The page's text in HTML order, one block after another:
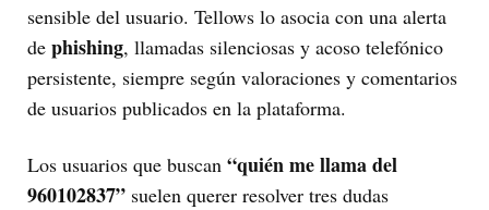
sensible del usuario. Tellows lo asocia con una alerta
de phishing, llamadas silenciosas y acoso telefónico
persistente, siempre según valoraciones y comentarios
de usuarios publicados en la plataforma.
Los usuarios que buscan “quién me llama del
960102837” suelen querer resolver tres dudas